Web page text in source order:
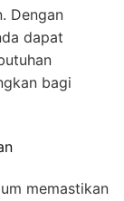
Dengan
dapat
bagi
memastikan